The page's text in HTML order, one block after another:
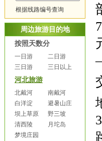
根据线路编号查询
周边旅游目的地
按照天数分
一日游
二日游
三日游
三日以上
河北旅游
北戴河
南戴河
白洋淀
避暑山庄
坝上草原
野三坡
清西陵
月坨岛
梦境庄园